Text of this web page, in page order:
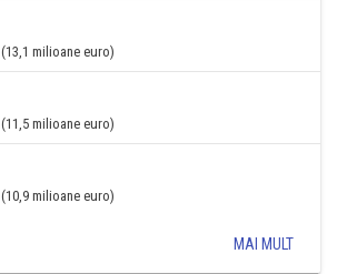
(13,1 milioane euro)
(11,5 milioane euro)
(10,9 milioane euro)
MAI MULT